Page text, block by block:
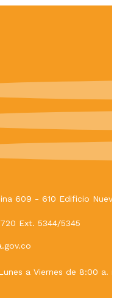
609 - 610 Edificio
Ext. 5344/5345
a Viernes de 8:00 a.